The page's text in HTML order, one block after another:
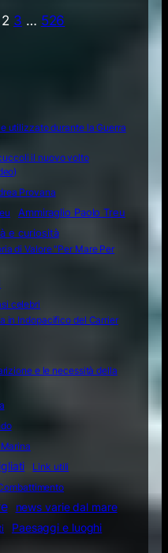
2 3 … 526
utilizzato durante la Guerra
il nuovo volto
Provana
Ammiraglio Paolo Treu
e curiosità
di Valore "Per Mare Per
celebri
in Indopacifico del Carrier
e le necessità della
Link utili
news varie dal mare
Paesaggi e luoghi